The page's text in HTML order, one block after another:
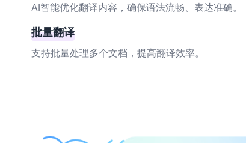
AI智能优化翻译内容，确保语法流畅、表达准确。
批量翻译
支持批量处理多个文档，提高翻译效率。